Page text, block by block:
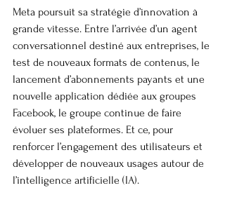
Meta poursuit sa stratégie d’innovation à
grande vitesse. Entre l’arrivée d’un agent
conversationnel destiné aux entreprises, le
test de nouveaux formats de contenus, le
lancement d’abonnements payants et une
nouvelle application dédiée aux groupes
Facebook, le groupe continue de faire
évoluer ses plateformes. Et ce, pour
renforcer l’engagement des utilisateurs et
développer de nouveaux usages autour de
l’intelligence artificielle (IA).